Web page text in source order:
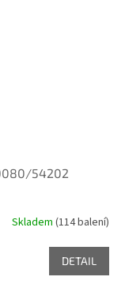
54202
Skladem (114 balení)
DETAIL